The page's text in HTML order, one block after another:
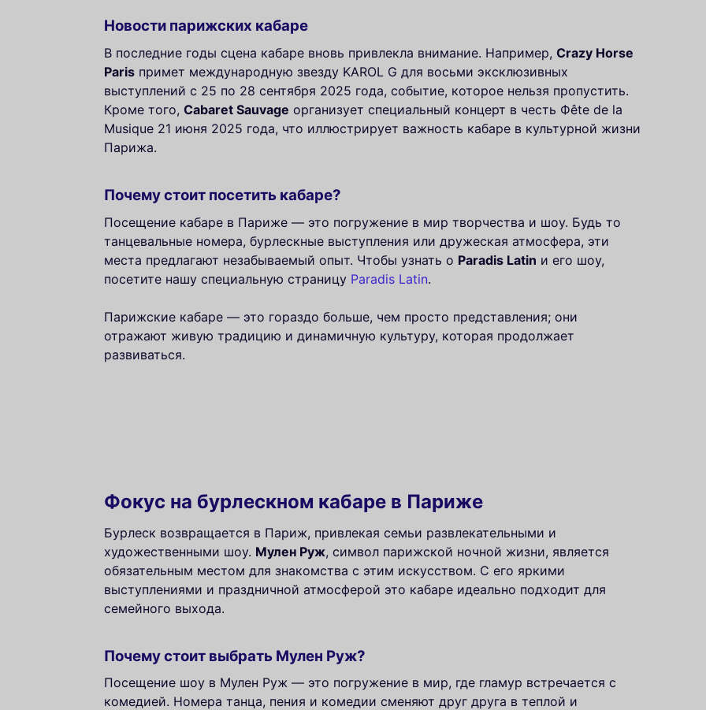
Новости парижских кабаре
В последние годы сцена кабаре вновь привлекла внимание. Например, Crazy Horse
Paris примет международную звезду KAROL G для восьми эксклюзивных
выступлений с 25 по 28 сентября 2025 года, событие, которое нельзя пропустить.
Кроме того, Cabaret Sauvage организует специальный концерт в честь Фête de la
Musique 21 июня 2025 года, что иллюстрирует важность кабаре в культурной жизни
Парижа.
Почему стоит посетить кабаре?
Посещение кабаре в Париже — это погружение в мир творчества и шоу. Будь то
танцевальные номера, бурлескные выступления или дружеская атмосфера, эти
места предлагают незабываемый опыт. Чтобы узнать о Paradis Latin и его шоу,
посетите нашу специальную страницу Paradis Latin.
Парижские кабаре — это гораздо больше, чем просто представления; они
отражают живую традицию и динамичную культуру, которая продолжает
развиваться.
Фокус на бурлескном кабаре в Париже
Бурлеск возвращается в Париж, привлекая семьи развлекательными и
художественными шоу. Мулен Руж, символ парижской ночной жизни, является
обязательным местом для знакомства с этим искусством. С его яркими
выступлениями и праздничной атмосферой это кабаре идеально подходит для
семейного выхода.
Почему стоит выбрать Мулен Руж?
Посещение шоу в Мулен Руж — это погружение в мир, где гламур встречается с
комедией. Номера танца, пения и комедии сменяют друг друга в теплой и